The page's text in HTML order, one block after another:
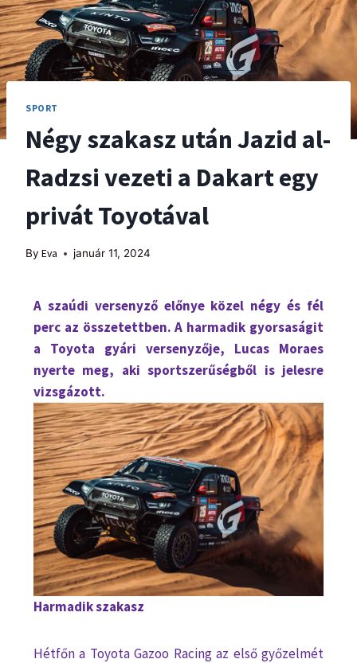
SPORT
Négy szakasz után Jazid al-
Radzsi vezeti a Dakart egy
privát Toyotával
By Eva január 11, 2024
A szaúdi versenyző előnye közel négy és fél
perc az összetettben. A harmadik gyorsaságit
a Toyota gyári versenyzője, Lucas Moraes
nyerte meg, aki sportszerűségből is jelesre
vizsgázott.
Harmadik szakasz
Hétfőn a Toyota Gazoo Racing az első győzelmét